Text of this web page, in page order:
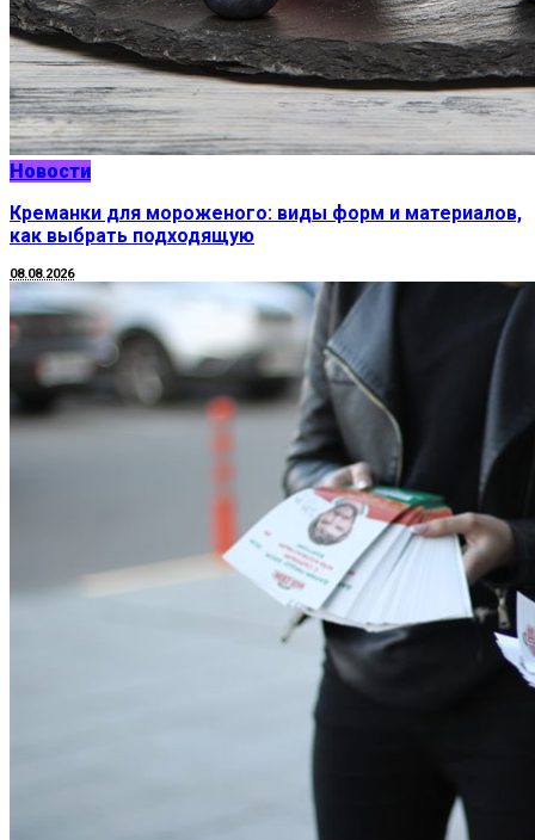
Новости
Креманки для мороженого: виды форм и материалов,
как выбрать подходящую
08.08.2026